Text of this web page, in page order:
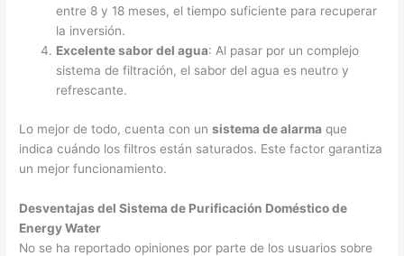
entre 8 y 18 meses, el tiempo suficiente para recuperar
la inversión.
Excelente sabor del agua: Al pasar por un complejo
sistema de filtración, el sabor del agua es neutro y
refrescante.
Lo mejor de todo, cuenta con unsistema de alarma que
indica cuándo los filtros están saturados. Este factor garantiza
un mejor funcionamiento.
Desventajas del Sistema de Purificación Doméstico de
Energy Water
No se ha reportado opiniones por parte de los usuarios sobre